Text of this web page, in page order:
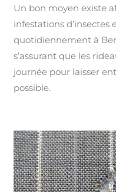
Un bon moyen existe
infestations d’insectes
quotidiennement à
s’assurant que les
journée pour laisser
possible.